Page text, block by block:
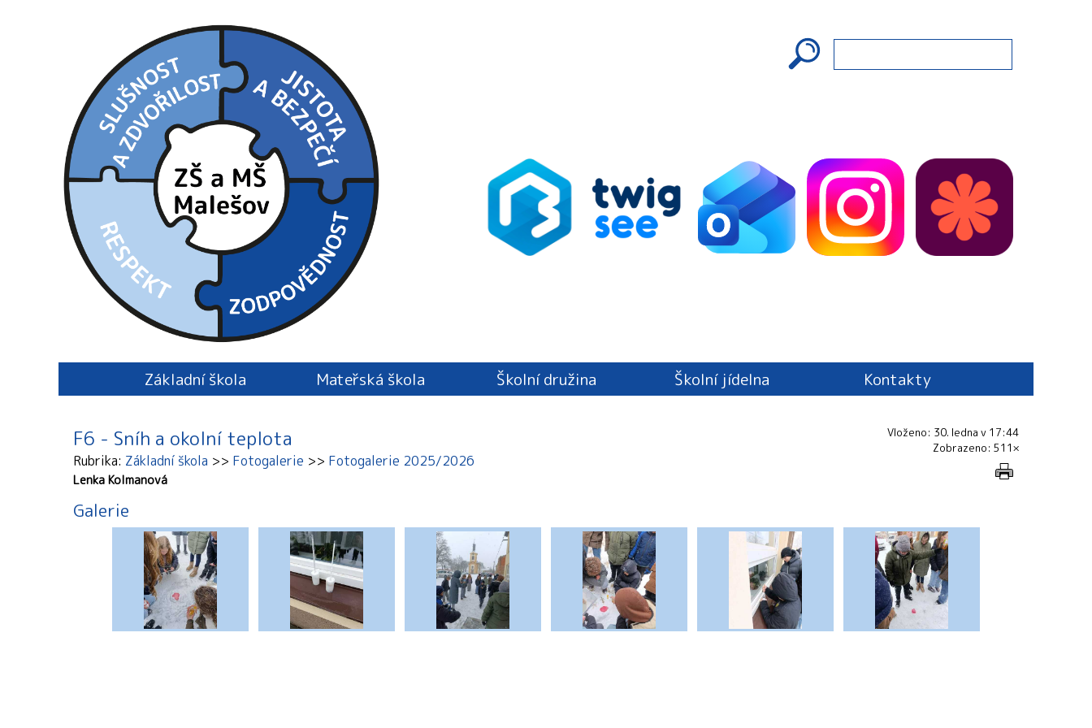
Základní škola Mateřská škola Školní družina Školní jídelna Kontakty
F6 - Sníh a okolní teplota
Rubrika Základní škola Fotogalerie Fotogalerie 2025/2026
Lenka Kolmanová
Vloženo: 30. ledna v 17:44
Zobrazeno: 511×
Galerie